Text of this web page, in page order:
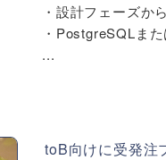
・設計フェーズか
・PostgreSQLま
...
toB向けに受発注